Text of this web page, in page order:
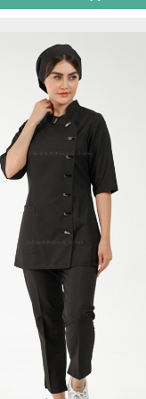
through